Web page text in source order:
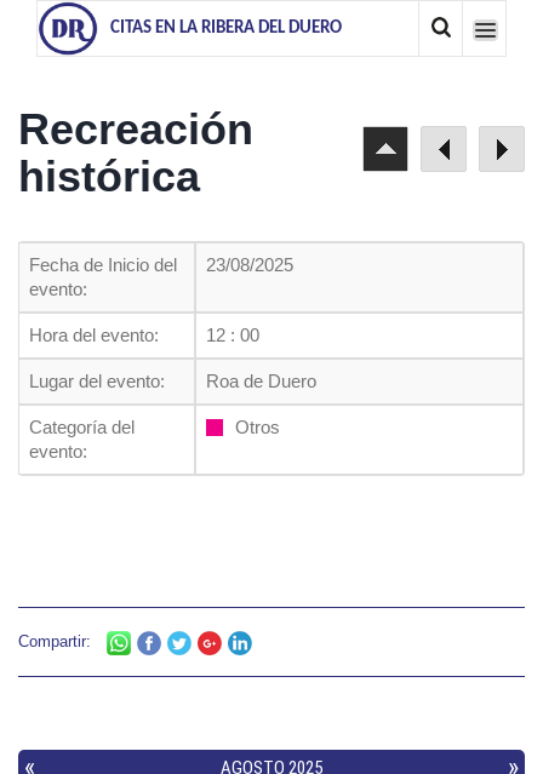
CITAS EN LA RIBERA DEL DUERO
Recreación
histórica
Fecha de Inicio del
evento:
23/08/2025
Hora del evento: 12 : 00
Lugar del evento: Roa de Duero
Categoría del
evento:
Otros
Compartir: